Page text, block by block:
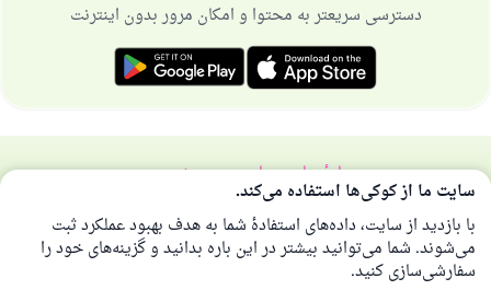
دسترسی سریعتر به محتوا و امکان مرور بدون اینترنت
دربارهٔ سایتسیاست حریم خصوصی
همهٔ حقوق برای سایت اسلام سوال و جواب محفوظ است 1997-2025 ©
سایت ما از کوکی‌ها استفاده می‌کند.
با بازدید از سایت، داده‌های استفادهٔ شما به هدف بهبود عملکرد ثبت
می‌شوند. شما می‌توانید بیشتر در این باره بدانید و گزینه‌های خود را
سفارشی‌سازی کنید.